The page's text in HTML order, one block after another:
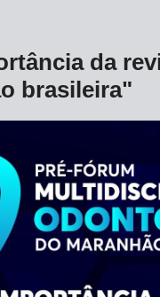
da
brasileira"